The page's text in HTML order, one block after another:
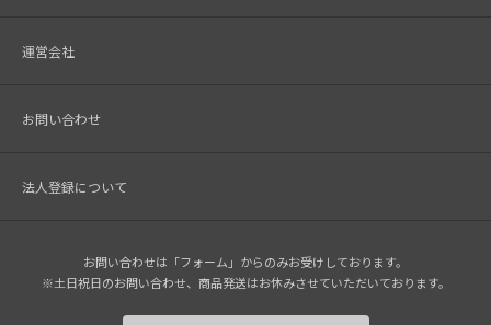
運営会社
お問い合わせ
法人登録について
お問い合わせは「フォーム」からのみお受けしております。
※土日祝日のお問い合わせ、商品発送はお休みさせていただいております。